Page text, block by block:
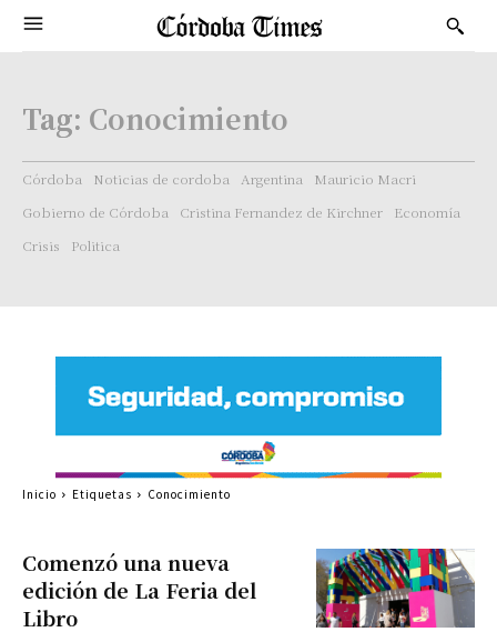
Tag: Conocimiento
Córdoba Noticias de cordoba Argentina
Mauricio Macri
Gobierno de Córdoba
Cristina Fernandez de Kirchner
Economía
Crisis
Politica
Comenzó una nueva
edición de La Feria del
Libro
Inicio Etiquetas Conocimiento